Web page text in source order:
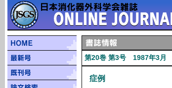
第20巻 第3号 1987年3月
症例